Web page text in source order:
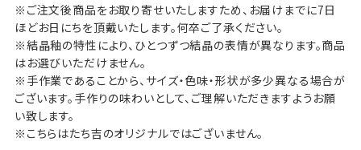
※ご注文後商品をお取り寄せいたしますため、お届けまでに7日
ほどお日にちを頂戴いたします。何卒ご了承ください。
※結晶釉の特性により、ひとつずつ結晶の表情が異なります。商品
はお選びいただけません。
※手作業であることから、サイズ・色味・形状が多少異なる場合が
ございます。手作りの味わいとして、ご理解いただきますようお願
い致します。
※こちらはたち吉のオリジナルではございません。